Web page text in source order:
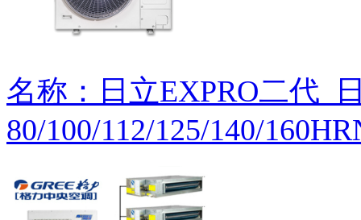
名称：日立EXPRO二代_
80/100/112/125/140/